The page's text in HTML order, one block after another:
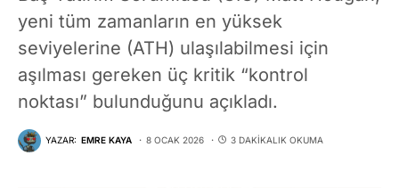
yeni tüm zamanların en yüksek
seviyelerine (ATH) ulaşılabilmesi için
aşılması gereken üç kritik “kontrol
noktası” bulunduğunu açıkladı.
YAZAR: EMRE KAYA 8 OCAK 2026 3 DAKIKALIK OKUMA